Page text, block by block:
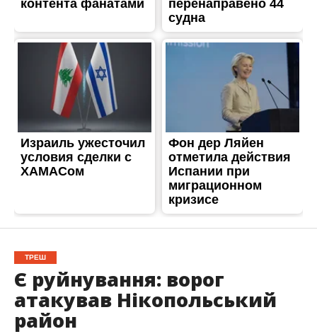
ТРЕШ
Є руйнування: ворог
атакував Нікопольський
район